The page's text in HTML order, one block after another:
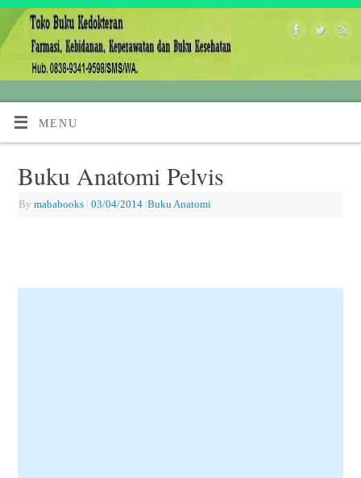
MENU
Buku Anatomi Pelvis
By mababooks | 03/04/2014 |Buku Anatomi